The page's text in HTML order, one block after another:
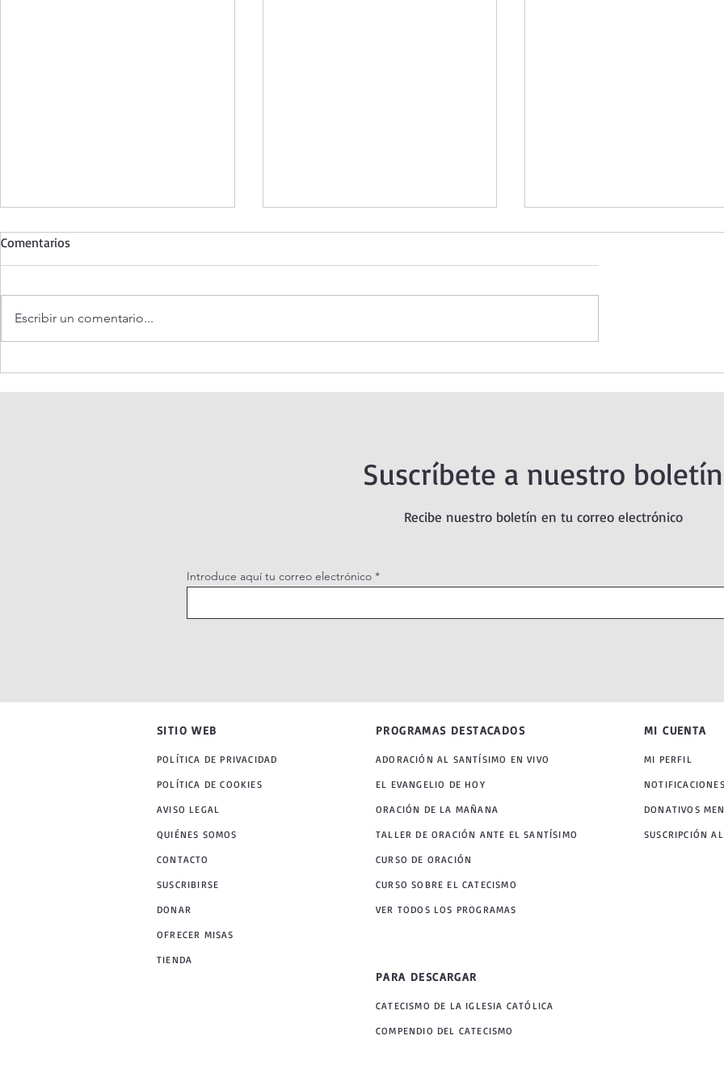
Comentarios
Escribir un comentario...
Suscríbete a nuestro boletín
Recibe nuestro boletín en tu correo electrónico
Introduce aquí tu correo electrónico
SITIO WEB
POLÍTICA DE PRIVACIDAD
POLÍTICA DE COOKIES
AVISO LEGAL
QUIÉNES SOMOS
CONTACTO
SUSCRIBIRSE
DONAR
PROGRAMAS DESTACADOS
ADORACIÓN AL SANTÍSIMO EN VIVO
EL EVANGELIO DE HOY
ORACIÓN DE LA MAÑANA
TALLER DE ORACIÓN ANTE EL SANTÍSIMO
MI CUENTA
MI PERFIL
NOTIFICACIONES
DONATIVOS
SUSCRIPCIÓN
CURSO DE ORACIÓN
CURSO SOBRE EL CATECISMO
VER TODOS LOS PROGRAMAS
OFRECER MISAS
TIENDA
PARA DESCARGAR
CATECISMO DE LA IGLESIA CATÓLICA
COMPENDIO DEL CATECISMO